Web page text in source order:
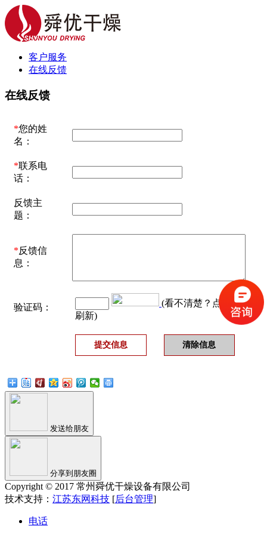
客户服务
在线反馈
在线反馈
*您的姓
名：
*联系电
话：
反馈主
题：
*反馈信
息：
验证码：
(看不清楚？点击图片
刷新)
发送给朋友
分享到朋友圈
Copyright © 2017 常州舜优干燥设备有限公司
技术支持： 江苏东网科技 [后台管理]
电话